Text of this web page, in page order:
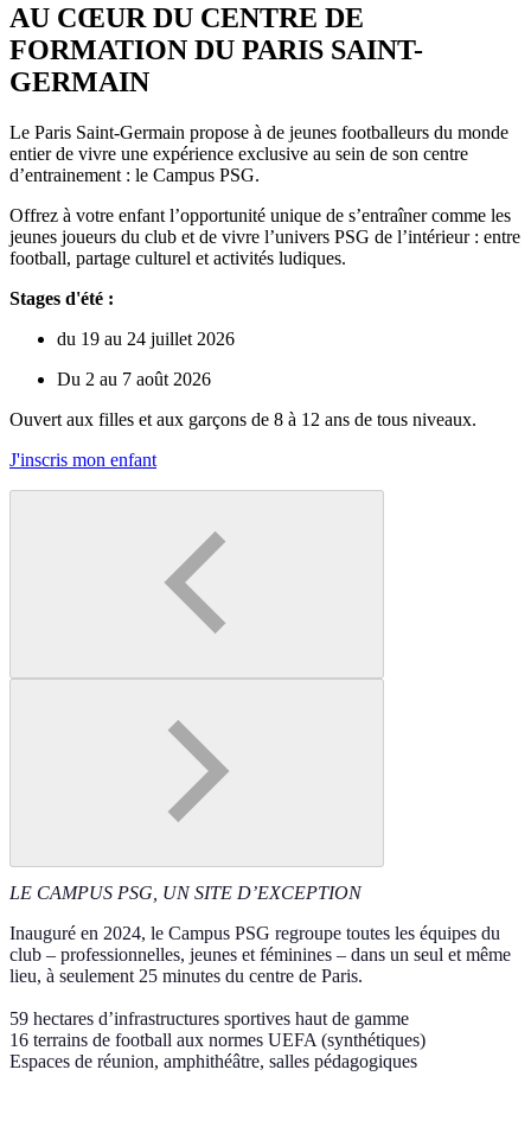
AU CŒUR DU CENTRE DE
FORMATION DU PARIS SAINT-
GERMAIN
Le Paris Saint-Germain propose à de jeunes footballeurs du monde
entier de vivre une expérience exclusive au sein de son centre
d’entrainement : le Campus PSG.
Offrez à votre enfant l’opportunité unique de s’entraîner comme les
jeunes joueurs du club et de vivre l’univers PSG de l’intérieur : entre
football, partage culturel et activités ludiques.
Stages d'été :
du 19 au 24 juillet 2026
Du 2 au 7 août 2026
Ouvert aux filles et aux garçons de 8 à 12 ans de tous niveaux.
J'inscris mon enfant
LE CAMPUS PSG, UN SITE D’EXCEPTION
Inauguré en 2024, le Campus PSG regroupe toutes les équipes du
club – professionnelles, jeunes et féminines – dans un seul et même
lieu, à seulement 25 minutes du centre de Paris.
59 hectares d’infrastructures sportives haut de gamme
16 terrains de football aux normes UEFA (synthétiques)
Espaces de réunion, amphithéâtre, salles pédagogiques